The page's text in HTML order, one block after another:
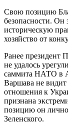
Свою позицию
безопасности. Он
историческую
хозяйство от
Ранее президент
не удалось
саммита НАТО в
Варшава не видит
отношения к
признана
позицию он
Зеленского.